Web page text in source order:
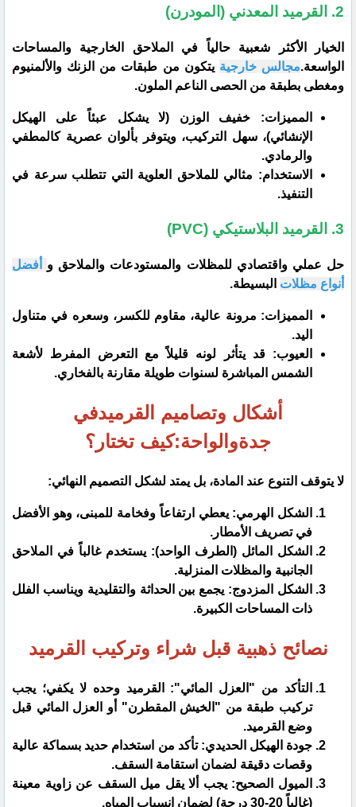
​2. القرميد المعدني (المودرن)
​الخيار الأكثر شعبية حالياً في الملاحق الخارجية والمساحات
الواسعة.مجالس خارجية يتكون من طبقات من الزنك والألمنيوم
ومغطى بطبقة من الحصى الناعم الملون.
​المميزات: خفيف الوزن (لا يشكل عبئاً على الهيكل
الإنشائي)، سهل التركيب، ويتوفر بألوان عصرية كالمطفي
والرمادي.
​الاستخدام: مثالي للملاحق العلوية التي تتطلب سرعة في
التنفيذ.
​3. القرميد البلاستيكي (PVC)
​حل عملي واقتصادي للمظلات والمستودعات والملاحق و أفضل
أنواع مظلات البسيطة.
​المميزات: مرونة عالية، مقاوم للكسر، وسعره في متناول
اليد.
​العيوب: قد يتأثر لونه قليلاً مع التعرض المفرط لأشعة
الشمس المباشرة لسنوات طويلة مقارنة بالفخاري.
أشكال وتصاميم القرميدفي
جدةوالواحة:كيف تختار؟
​لا يتوقف التنوع عند المادة، بل يمتد لشكل التصميم النهائي:
​الشكل الهرمي: يعطي ارتفاعاً وفخامة للمبنى، وهو الأفضل
في تصريف الأمطار.
​الشكل المائل (الطرف الواحد): يستخدم غالباً في الملاحق
الجانبية والمظلات المنزلية.
​الشكل المزدوج: يجمع بين الحداثة والتقليدية ويناسب الفلل
ذات المساحات الكبيرة.
​نصائح ذهبية قبل شراء وتركيب القرميد
​التأكد من "العزل المائي": القرميد وحده لا يكفي؛ يجب
تركيب طبقة من "الخيش المقطرن" أو العزل المائي قبل
وضع القرميد.
​جودة الهيكل الحديدي: تأكد من استخدام حديد بسماكة عالية
وقصات دقيقة لضمان استقامة السقف.
​الميول الصحيح: يجب ألا يقل ميل السقف عن زاوية معينة
(غالباً 20-30 درجة) لضمان انسياب المياه.